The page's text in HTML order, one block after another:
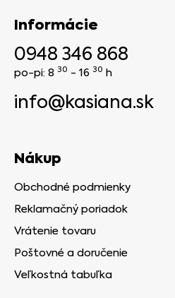
Informácie
0948 346 868
po-pi: 8 30 - 16 30 h
info@kasiana.sk
Nákup
Obchodné podmienky
Reklamačný poriadok
Vrátenie tovaru
Poštovné a doručenie
Veľkostná tabuľka